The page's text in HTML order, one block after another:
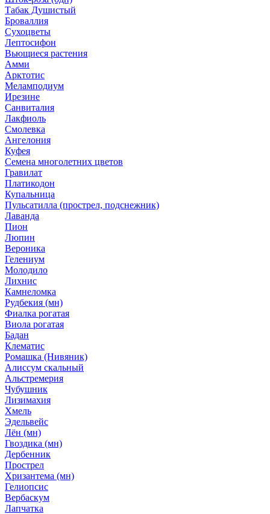
Табак Душистый
Броваллия
Сухоцветы
Лептосифон
Вьющиеся растения
Амми
Арктотис
Меламподиум
Ирезине
Санвиталия
Лакфиоль
Смолевка
Ангелония
Куфея
Семена многолетних цветов
Гравилат
Платикодон
Купальница
Пульсатилла (прострел, подснежник)
Лаванда
Пион
Люпин
Вероника
Гелениум
Молодило
Лихнис
Камнеломка
Рудбекия (мн)
Фиалка рогатая
Виола рогатая
Бадан
Клематис
Ромашка (Нивяник)
Алиссум скальный
Альстремерия
Чубушник
Лизимахия
Хмель
Эдельвейс
Лён (мн)
Гвоздика (мн)
Дербенник
Прострел
Хризантема (мн)
Гелиопсис
Вербаскум
Лапчатка